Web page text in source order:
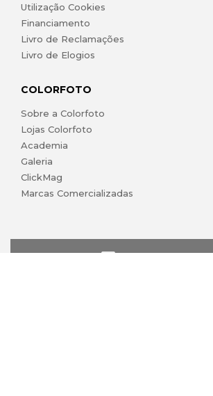
Utilização Cookies
Financiamento
Livro de Reclamações
Livro de Elogios
COLORFOTO
Sobre a Colorfoto
Lojas Colorfoto
Academia
Galeria
ClickMag
Marcas Comercializadas
lojaonline@colorfoto.pt